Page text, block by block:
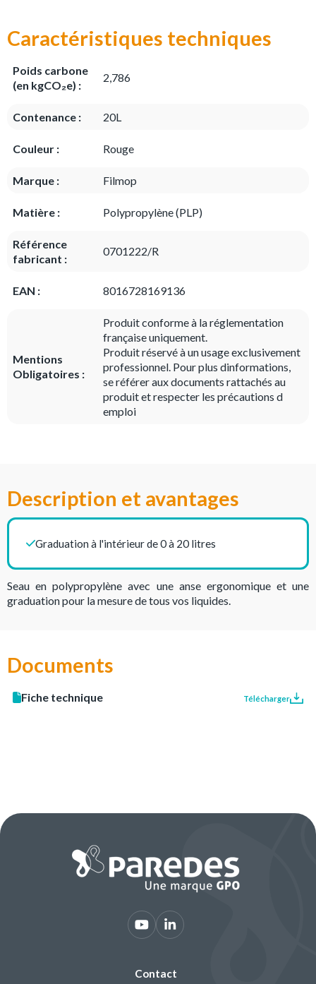
Caractéristiques techniques
Poids carbone
(en kgCO₂e) :
2,786
Contenance : 20L
Couleur : Rouge
Marque : Filmop
Matière : Polypropylène (PLP)
Référence
fabricant :
0701222/R
EAN : 8016728169136
Mentions
Obligatoires :
Produit conforme à la réglementation
française uniquement.
Produit réservé à un usage exclusivement
professionnel. Pour plus dinformations,
se référer aux documents rattachés au
produit et respecter les précautions d
emploi
Description et avantages
Graduation à l'intérieur de 0 à 20 litres
Seau en polypropylène avec une anse ergonomique et une
graduation pour la mesure de tous vos liquides.
Documents
Fiche technique Télécharger
Contact